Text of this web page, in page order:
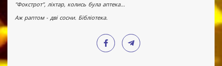
"Фокстрот", ліхтар, колись була аптека...
Аж раптом - дві сосни. Бібліотека.